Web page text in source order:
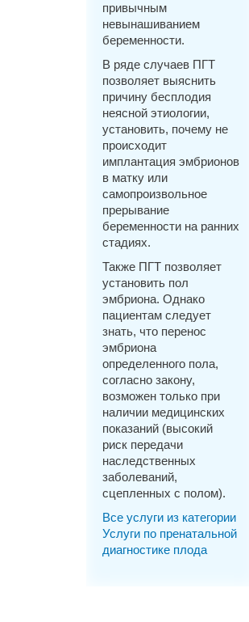
привычным
невынашиванием
беременности.
В ряде случаев ПГТ
позволяет выяснить
причину бесплодия
неясной этиологии,
установить, почему не
происходит
имплантация эмбрионов
в матку или
самопроизвольное
прерывание
беременности на ранних
стадиях.
Также ПГТ позволяет
установить пол
эмбриона. Однако
пациентам следует
знать, что перенос
эмбриона
определенного пола,
согласно закону,
возможен только при
наличии медицинских
показаний (высокий
риск передачи
наследственных
заболеваний,
сцепленных с полом).
Все услуги из категории
Услуги по пренатальной
диагностике плода